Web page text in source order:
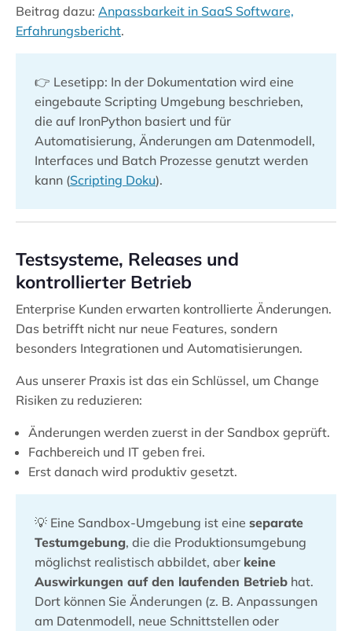
Beitrag dazu: Anpassbarkeit in SaaS Software,
Erfahrungsbericht.
👉 Lesetipp: In der Dokumentation wird eine
eingebaute Scripting Umgebung beschrieben,
die auf IronPython basiert und für
Automatisierung, Änderungen am Datenmodell,
Interfaces und Batch Prozesse genutzt werden
kann (Scripting Doku).
Testsysteme, Releases und
kontrollierter Betrieb
Enterprise Kunden erwarten kontrollierte Änderungen.
Das betrifft nicht nur neue Features, sondern
besonders Integrationen und Automatisierungen.
Aus unserer Praxis ist das ein Schlüssel, um Change
Risiken zu reduzieren:
Änderungen werden zuerst in der Sandbox geprüft.
Fachbereich und IT geben frei.
Erst danach wird produktiv gesetzt.
💡 Eine Sandbox-Umgebung ist eine separate
Testumgebung, die die Produktionsumgebung
möglichst realistisch abbildet, aber keine
Auswirkungen auf den laufenden Betrieb hat.
Dort können Sie Änderungen (z. B. Anpassungen
am Datenmodell, neue Schnittstellen oder